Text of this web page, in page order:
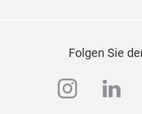
Folgen Sie